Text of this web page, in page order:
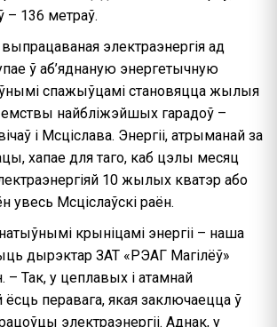
– 136 метраў.
электраэнергія ад
ў аб’яднаную энергетычную
спажыўцамі становяцца жылыя
найбліжэйшых гарадоў –
і Мсціслава. Энергіі, атрыманай за
хапае для таго, каб цэлы месяц
10 жылых кватэр або
увесь Мсціслаўскі раён.
крыніцамі энергіі – наша
дырэктар ЗАТ «РЭАГ Магілёў»
– Так, у цеплавых і атамнай
ёсць перавага, якая заключаецца ў
электраэнергіі. Аднак, у